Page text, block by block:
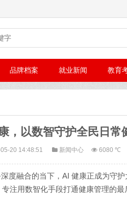
品牌档案 就业新闻 教育
，以数智守护全民日常
20 14:48:51 新闻中心 6080 ℃
度融合的当下，AI 健康正成为守
注用数智化手段打通健康管理的